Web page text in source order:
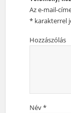
Az e-mail-
*karakterrel
Hozzászólás
Név*